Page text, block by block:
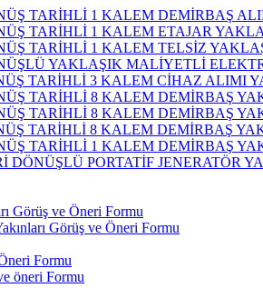
TARİHLİ 1 KALEM DEMİRBAŞ
TARİHLİ 1 KALEM ETAJAR
TARİHLİ 1 KALEM TELSİZ
YAKLAŞIK MALİYETLİ
TARİHLİ 3 KALEM CİHAZ ALIMI
TARİHLİ 8 KALEM DEMİRBAŞ
TARİHLİ 8 KALEM DEMİRBAŞ
TARİHLİ 8 KALEM DEMİRBAŞ
TARİHLİ 1 KALEM DEMİRBAŞ
DÖNÜŞLÜ PORTATİF JENERATÖR
Görüş ve Öneri Formu
Görüş ve Öneri Formu
Formu
öneri Formu